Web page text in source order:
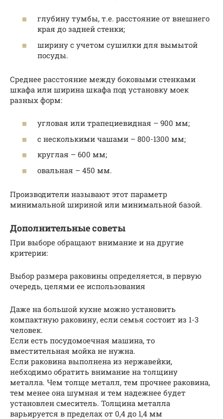
глубину тумбы, т.е. расстояние от внешнего
края до задней стенки;
ширину с учетом сушилки для вымытой
посуды.
Среднее расстояние между боковыми стенками
шкафа или ширина шкафа под установку моек
разных форм:
угловая или трапециевидная – 900 мм;
с несколькими чашами – 800-1300 мм;
круглая – 600 мм;
овальная – 450 мм.
Производители называют этот параметр
минимальной шириной или минимальной базой.
Дополнительные советы
При выборе обращают внимание и на другие
критерии:
Выбор размера раковины определяется, в первую
очередь, целями ее использования
Даже на большой кухне можно установить
компактную раковину, если семья состоит из 1-3
человек.
Если есть посудомоечная машина, то
вместительная мойка не нужна.
Если раковина выполнена из нержавейки,
небходимо обратить внимание на толщину
металла. Чем толще металл, тем прочнее раковина,
тем менее она шумная и тем надежнее будет
установлен смеситель. Толщина металла
варьируется в пределах от 0,4 до 1,4 мм